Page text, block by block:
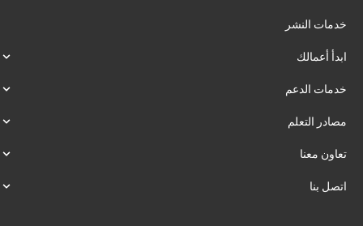
خدمات النشر
ابدأ أعمالك
خدمات الدعم
مصادر التعلم
تعاون معنا
اتصل بنا